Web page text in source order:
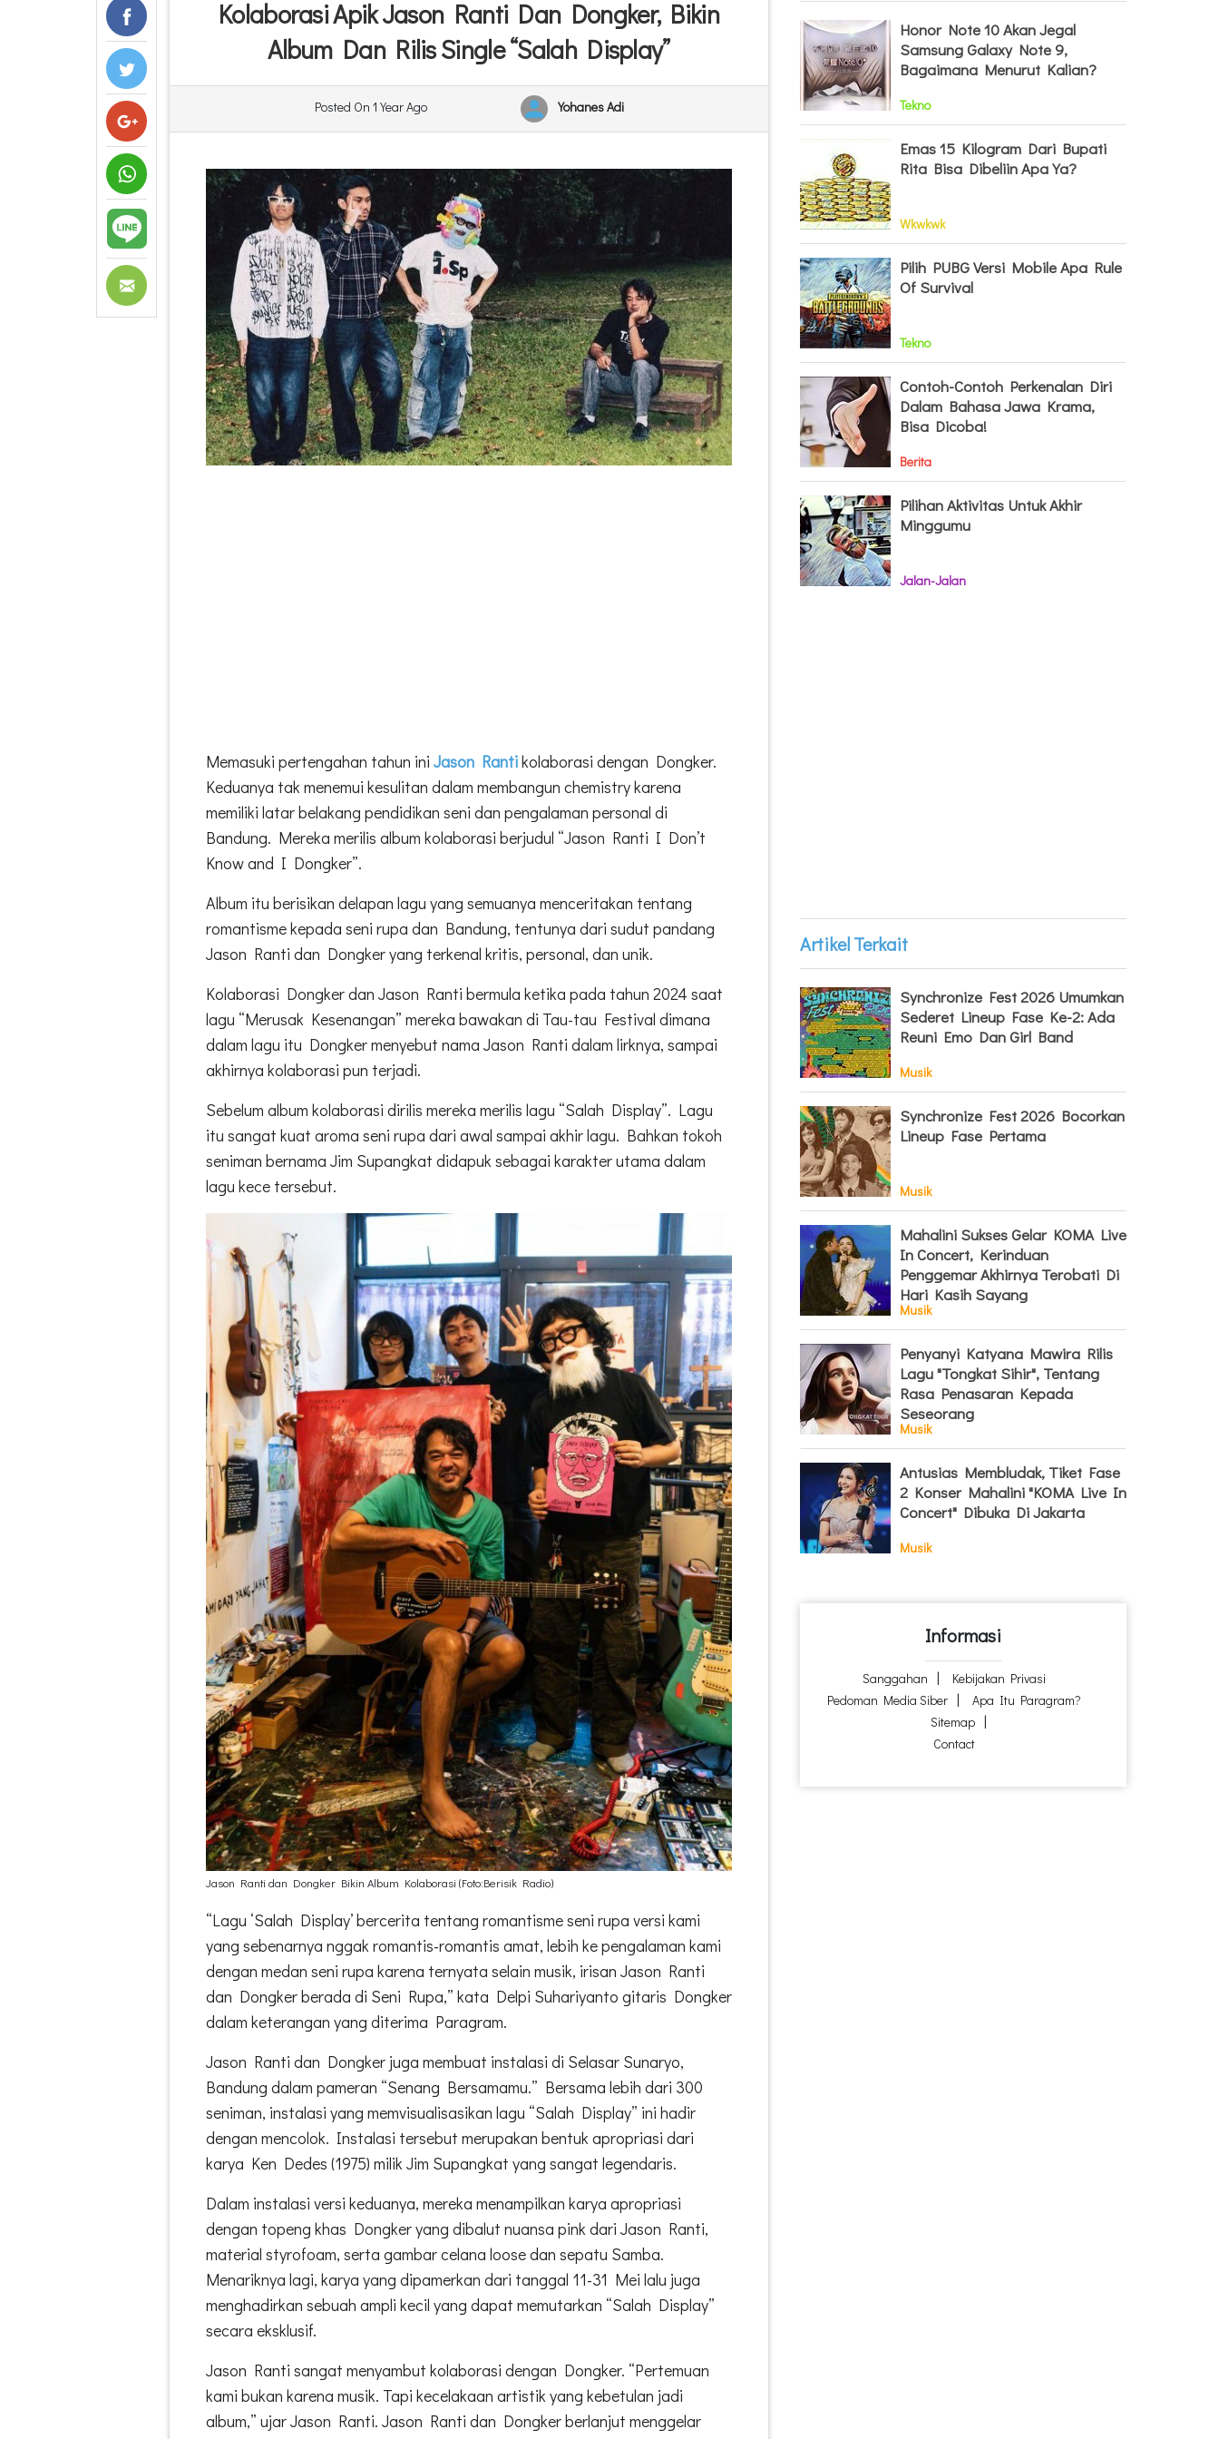
Kolaborasi Apik Jason Ranti Dan Dongker, Bikin
Album Dan Rilis Single “Salah Display”
Posted On 1 Year Ago Yohanes Adi
Memasuki pertengahan tahun ini Jason Rantikolaborasi dengan Dongker.
Keduanya tak menemui kesulitan dalam membangun chemistry karena
memiliki latar belakang pendidikan seni dan pengalaman personal di
Bandung. Mereka merilis album kolaborasi berjudul “Jason Ranti I Don’t
Know and I Dongker”.
Album itu berisikan delapan lagu yang semuanya menceritakan tentang
romantisme kepada seni rupa dan Bandung, tentunya dari sudut pandang
Jason Ranti dan Dongker yang terkenal kritis, personal, dan unik.
Kolaborasi Dongker dan Jason Ranti bermula ketika pada tahun 2024 saat
lagu “Merusak Kesenangan” mereka bawakan di Tau-tau Festival dimana
dalam lagu itu Dongker menyebut nama Jason Ranti dalam lirknya, sampai
akhirnya kolaborasi pun terjadi.
Sebelum album kolaborasi dirilis mereka merilis lagu “Salah Display”. Lagu
itu sangat kuat aroma seni rupa dari awal sampai akhir lagu. Bahkan tokoh
seniman bernama Jim Supangkat didapuk sebagai karakter utama dalam
lagu kece tersebut.
Jason Ranti dan Dongker Bikin Album Kolaborasi (Foto:Berisik Radio)
“Lagu ‘Salah Display’ bercerita tentang romantisme seni rupa versi kami
yang sebenarnya nggak romantis-romantis amat, lebih ke pengalaman kami
dengan medan seni rupa karena ternyata selain musik, irisan Jason Ranti
dan Dongker berada di Seni Rupa,” kata Delpi Suhariyanto gitaris Dongker
dalam keterangan yang diterima Paragram.
Jason Ranti dan Dongker juga membuat instalasi di Selasar Sunaryo,
Bandung dalam pameran “Senang Bersamamu.” Bersama lebih dari 300
seniman, instalasi yang memvisualisasikan lagu “Salah Display” ini hadir
dengan mencolok. Instalasi tersebut merupakan bentuk apropriasi dari
karya Ken Dedes (1975) milik Jim Supangkat yang sangat legendaris.
Dalam instalasi versi keduanya, mereka menampilkan karya apropriasi
dengan topeng khas Dongker yang dibalut nuansa pink dari Jason Ranti,
material styrofoam, serta gambar celana loose dan sepatu Samba.
Menariknya lagi, karya yang dipamerkan dari tanggal 11-31 Mei lalu juga
menghadirkan sebuah ampli kecil yang dapat memutarkan “Salah Display”
secara eksklusif.
Jason Ranti sangat menyambut kolaborasi dengan Dongker. “Pertemuan
kami bukan karena musik. Tapi kecelakaan artistik yang kebetulan jadi
album,” ujar Jason Ranti. Jason Ranti dan Dongker berlanjut menggelar
Honor Note 10 Akan Jegal
Samsung Galaxy Note 9,
Bagaimana Menurut Kalian?
Tekno
Emas 15 Kilogram Dari Bupati
Rita Bisa Dibeliin Apa Ya?
Wkwkwk
Pilih PUBG Versi Mobile Apa Rule
Of Survival
Tekno
Contoh-Contoh Perkenalan Diri
Dalam Bahasa Jawa Krama,
Bisa Dicoba!
Berita
Pilihan Aktivitas Untuk Akhir
Minggumu
Jalan-Jalan
Artikel Terkait
Synchronize Fest 2026 Umumkan
Sederet Lineup Fase Ke-2: Ada
Reuni Emo Dan Girl Band
Musik
Synchronize Fest 2026 Bocorkan
Lineup Fase Pertama
Musik
Mahalini Sukses Gelar KOMA Live
In Concert, Kerinduan
Penggemar Akhirnya Terobati Di
Hari Kasih Sayang
Musik
Penyanyi Katyana Mawira Rilis
Lagu "Tongkat Sihir", Tentang
Rasa Penasaran Kepada
Seseorang
Musik
Antusias Membludak, Tiket Fase
2 Konser Mahalini "KOMA Live In
Concert" Dibuka Di Jakarta
Musik
Informasi
Sanggahan
Kebijakan Privasi
Pedoman Media Siber
Apa Itu Paragram?
Sitemap
Contact